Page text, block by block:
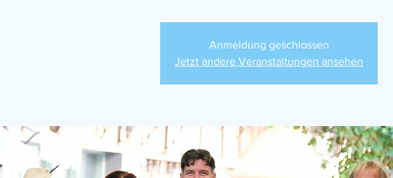
Anmeldung geschlossen
Jetzt andere Veranstaltungen ansehen